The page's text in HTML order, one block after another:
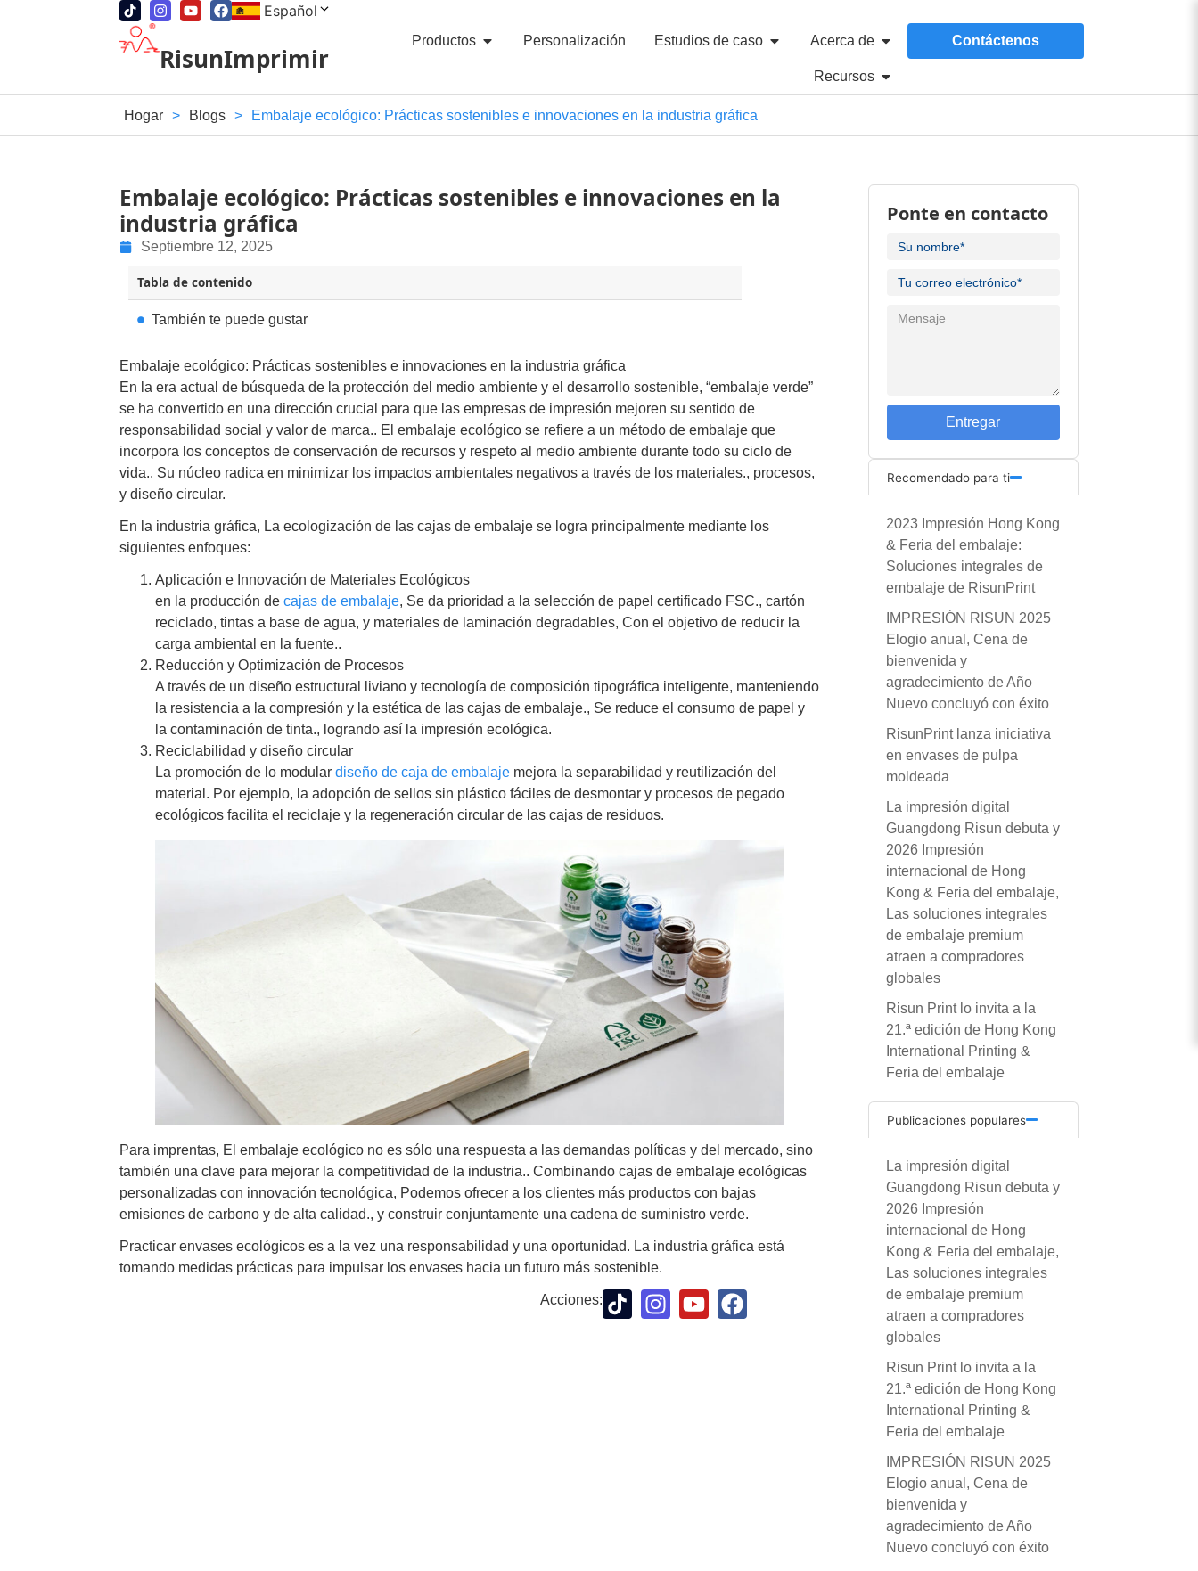
Español
RisunImprimir
Productos Personalización Estudios de caso Acerca de
Recursos
Contáctenos
Hogar > Blogs > Embalaje ecológico: Prácticas sostenibles e innovaciones en la industria gráfica
Embalaje ecológico: Prácticas sostenibles e innovaciones en la
industria gráfica
Septiembre 12, 2025
Tabla de contenido
También te puede gustar
Embalaje ecológico: Prácticas sostenibles e innovaciones en la industria gráfica
En la era actual de búsqueda de la protección del medio ambiente y el desarrollo sostenible, “embalaje verde”
se ha convertido en una dirección crucial para que las empresas de impresión mejoren su sentido de
responsabilidad social y valor de marca.. El embalaje ecológico se refiere a un método de embalaje que
incorpora los conceptos de conservación de recursos y respeto al medio ambiente durante todo su ciclo de
vida.. Su núcleo radica en minimizar los impactos ambientales negativos a través de los materiales., procesos,
y diseño circular.
En la industria gráfica, La ecologización de las cajas de embalaje se logra principalmente mediante los
siguientes enfoques:
Aplicación e Innovación de Materiales Ecológicos
en la producción decajas de embalaje, Se da prioridad a la selección de papel certificado FSC., cartón
reciclado, tintas a base de agua, y materiales de laminación degradables, Con el objetivo de reducir la
carga ambiental en la fuente..
Reducción y Optimización de Procesos
A través de un diseño estructural liviano y tecnología de composición tipográfica inteligente, manteniendo
la resistencia a la compresión y la estética de las cajas de embalaje., Se reduce el consumo de papel y
la contaminación de tinta., logrando así la impresión ecológica.
Reciclabilidad y diseño circular
La promoción de lo modulardiseño de caja de embalaje mejora la separabilidad y reutilización del
material. Por ejemplo, la adopción de sellos sin plástico fáciles de desmontar y procesos de pegado
ecológicos facilita el reciclaje y la regeneración circular de las cajas de residuos.
Para imprentas, El embalaje ecológico no es sólo una respuesta a las demandas políticas y del mercado, sino
también una clave para mejorar la competitividad de la industria.. Combinando cajas de embalaje ecológicas
personalizadas con innovación tecnológica, Podemos ofrecer a los clientes más productos con bajas
emisiones de carbono y de alta calidad., y construir conjuntamente una cadena de suministro verde.
Practicar envases ecológicos es a la vez una responsabilidad y una oportunidad. La industria gráfica está
tomando medidas prácticas para impulsar los envases hacia un futuro más sostenible.
Acciones:
Ponte en contacto
Entregar
Recomendado para ti
2023 Impresión Hong Kong
& Feria del embalaje:
Soluciones integrales de
embalaje de RisunPrint
IMPRESIÓN RISUN 2025
Elogio anual, Cena de
bienvenida y
agradecimiento de Año
Nuevo concluyó con éxito
RisunPrint lanza iniciativa
en envases de pulpa
moldeada
La impresión digital
Guangdong Risun debuta y
2026 Impresión
internacional de Hong
Kong & Feria del embalaje,
Las soluciones integrales
de embalaje premium
atraen a compradores
globales
Risun Print lo invita a la
21.ª edición de Hong Kong
International Printing &
Feria del embalaje
Publicaciones populares
La impresión digital
Guangdong Risun debuta y
2026 Impresión
internacional de Hong
Kong & Feria del embalaje,
Las soluciones integrales
de embalaje premium
atraen a compradores
globales
Risun Print lo invita a la
21.ª edición de Hong Kong
International Printing &
Feria del embalaje
IMPRESIÓN RISUN 2025
Elogio anual, Cena de
bienvenida y
agradecimiento de Año
Nuevo concluyó con éxito